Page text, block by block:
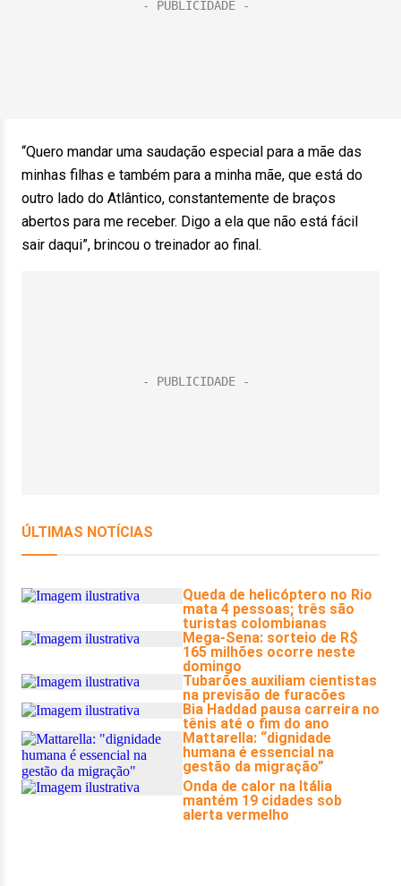
“Quero mandar uma saudação especial para a mãe das
minhas filhas e também para a minha mãe, que está do
outro lado do Atlântico, constantemente de braços
abertos para me receber. Digo a ela que não está fácil
sair daqui”, brincou o treinador ao final.